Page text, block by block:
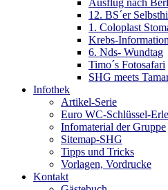
12. BS´er
1. Coloplast
Krebs-
6. Nds- Wundtag
Timo´s Fotosafari
SHG meets
Infothek
Artikel-Serie
Euro WC-Schlüssel-
Infomaterial der Gruppe
Sitemap-SHG
Tipps und Tricks
Vorlagen, Vordrucke
Kontakt